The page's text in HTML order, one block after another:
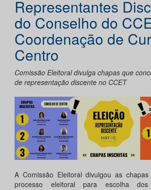
Representantes
do Conselho do
Coordenação de
Centro
Comissão Eleitoral divulga chapas que
de representação discente no CCET
A Comissão Eleitoral divulgou as
processo eleitoral para escolha dos